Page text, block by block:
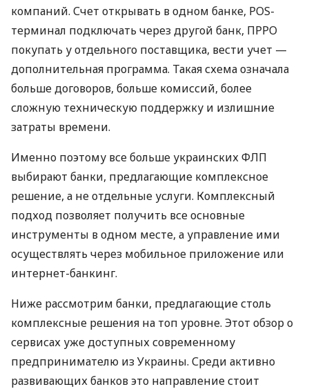
компаний. Счет открывать в одном банке, POS-
терминал подключать через другой банк, ПРРО
покупать у отдельного поставщика, вести учет —
дополнительная программа. Такая схема означала
больше договоров, больше комиссий, более
сложную техническую поддержку и излишние
затраты времени.
Именно поэтому все больше украинских ФЛП
выбирают банки, предлагающие комплексное
решение, а не отдельные услуги. Комплексный
подход позволяет получить все основные
инструменты в одном месте, а управление ими
осуществлять через мобильное приложение или
интернет-банкинг.
Ниже рассмотрим банки, предлагающие столь
комплексные решения на топ уровне. Этот обзор о
сервисах уже доступных современному
предпринимателю из Украины. Среди активно
развивающих банков это направление стоит